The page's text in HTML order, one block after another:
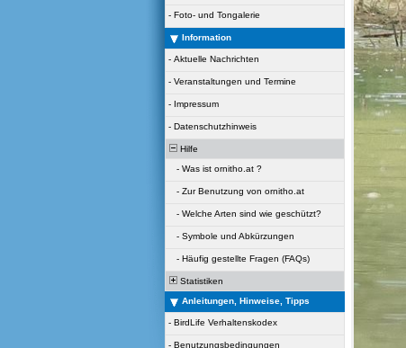
- Foto- und Tongalerie
Information
- Aktuelle Nachrichten
- Veranstaltungen und Termine
- Impressum
- Datenschutzhinweis
Hilfe
- Was ist ornitho.at ?
- Zur Benutzung von ornitho.at
- Welche Arten sind wie geschützt?
- Symbole und Abkürzungen
- Häufig gestellte Fragen (FAQs)
Statistiken
Anleitungen, Hinweise, Tipps
- BirdLife Verhaltenskodex
- Benutzungsbedingungen